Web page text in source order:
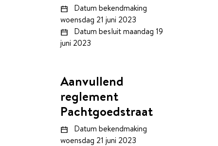
Datum bekendmaking
woensdag 21 juni 2023
Datum besluitmaandag 19
juni 2023
Aanvullend
reglement
Pachtgoedstraat
Datum bekendmaking
woensdag 21 juni 2023